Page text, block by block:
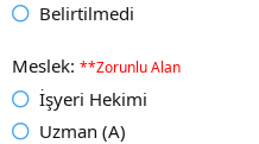
Belirtilmedi
Meslek **Zorunlu Alan
İşyeri Hekimi
Uzman (A)